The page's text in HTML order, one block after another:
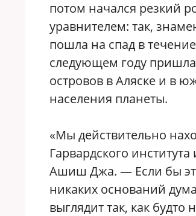
потом начался резкий
уравнителем: так,
пошла на спад в
следующем году пришла
островов в Аляске и в
населения планеты.
«Мы действительно
Гарвардского
Ашиш Джа. — Если бы
никаких оснований
выглядит так, как будто